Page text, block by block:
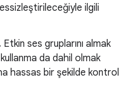
ilgili
Etkin ses gruplarını almak
da dahil olmak
hassas bir şekilde kontrol